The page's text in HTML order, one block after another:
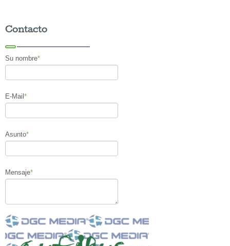
Contacto
Su nombre*
E-Mail *
Asunto*
Mensaje*